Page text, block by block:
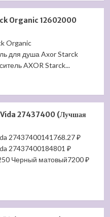
Organic 12602000
Organic
для душа Axor Starck
AXOR Starck...
27437400 (Лучшая
27437400141768.27 ₽
27437400184801 ₽
Черный матовый7200 ₽